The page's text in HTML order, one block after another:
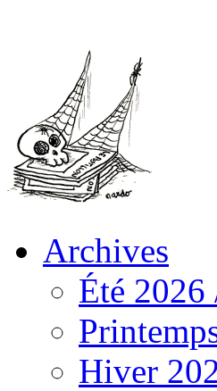
Archives
Été 2026
Hiver